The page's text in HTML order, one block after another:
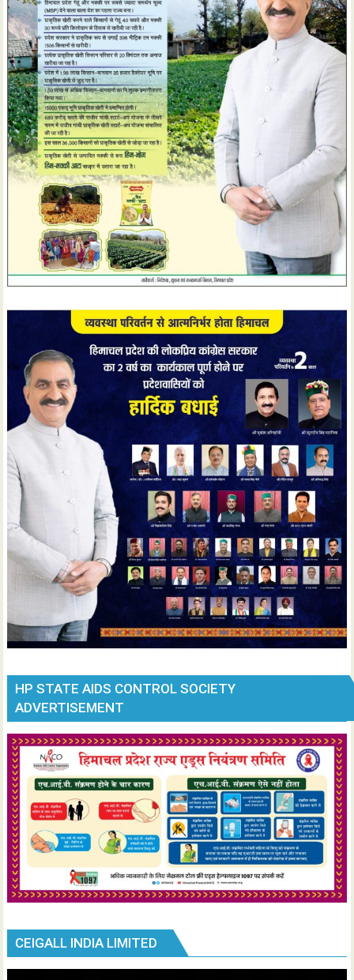
HP STATE AIDS CONTROL SOCIETY
ADVERTISEMENT
CEIGALL INDIA LIMITED